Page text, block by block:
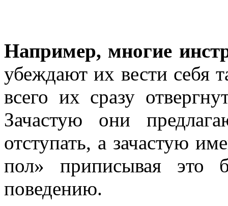
Например, многие
убеждают их вести себя
всего их сразу
Зачастую они
отступать, а зачастую
пол» приписывая это
поведению.